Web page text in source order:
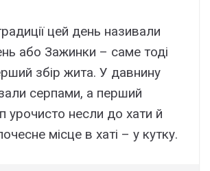
цей день називали
або Зажинки – саме тоді
збір жита. У давнину
серпами, а перший
урочисто несли до хати й
місце в хаті – у кутку.